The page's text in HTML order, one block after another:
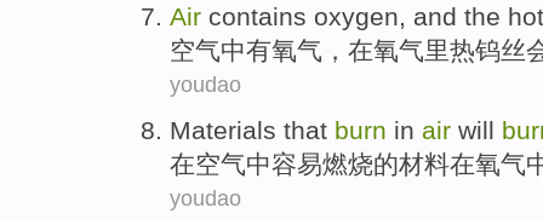
Air contains oxygen, and the hot
空气中有氧气，在氧气里热钨丝
youdao
Materials that burn in air will
在空气中容易燃烧的材料在氧气
youdao